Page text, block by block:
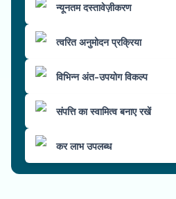
न्यूनतम दस्तावेज़ीकरण
त्वरित अनुमोदन प्रक्रिया
विभिन्न अंत-उपयोग विकल्प
संपत्ति का स्वामित्व बनाए रखें
कर लाभ उपलब्ध